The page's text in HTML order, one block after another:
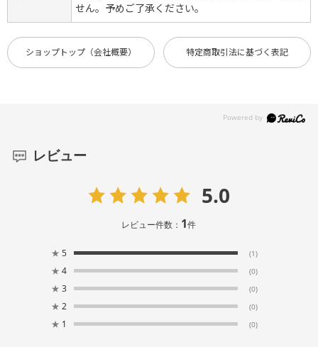
せん。予めご了承ください。
ショップトップ（会社概要） 特定商取引法に基づく表記
レビュー
5.0
レビュー件数： 1件
★ 5 (1)
★ 4 (0)
★ 3 (0)
★ 2 (0)
★ 1 (0)